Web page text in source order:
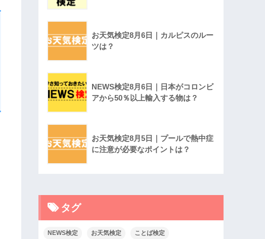
お天気検定8月6日｜カルピスのルー
ツは？
NEWS検定8月6日｜日本がコロンビ
アから50％以上輸入する物は？
お天気検定8月5日｜プールで熱中症
に注意が必要なポイントは？
タグ
NEWS検定 お天気検定 ことば検定